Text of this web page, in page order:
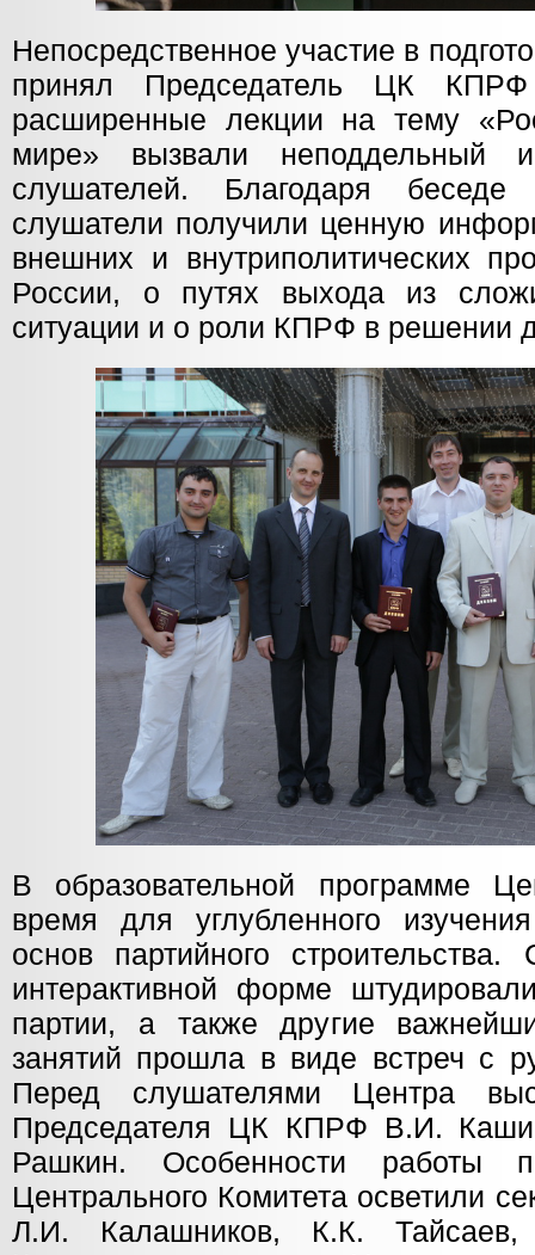
Непосредственное участие в
принял Председатель ЦК
расширенные лекции на тему
мире» вызвали неподдельный
слушателей. Благодаря
слушатели получили ценную
внешних и внутриполитических
России, о путях выхода из
ситуации и о роли КПРФ в решении
В образовательной программе
время для углубленного
основ партийного
интерактивной форме
партии, а также другие
занятий прошла в виде встреч с
Перед слушателями Центра
Председателя ЦК КПРФ В.И.
Рашкин. Особенности работы
Центрального Комитета осветили
Л.И. Калашников, К.К.